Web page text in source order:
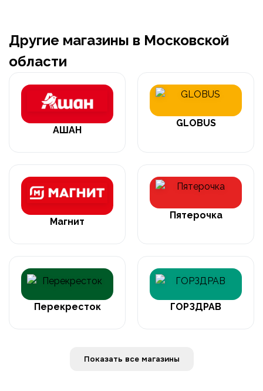
Другие магазины в Московской
области
АШАН
GLOBUS
Магнит
Пятерочка
Перекресток ГОРЗДРАВ
Показать все магазины